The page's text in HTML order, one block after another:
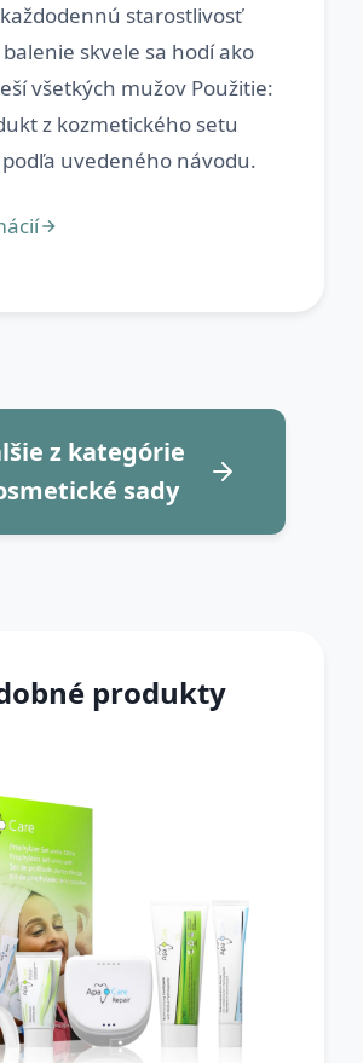
starostlivosť
skvele sa hodí ako
všetkých mužov Použitie:
z kozmetického setu
z kategórie
sady
produkty